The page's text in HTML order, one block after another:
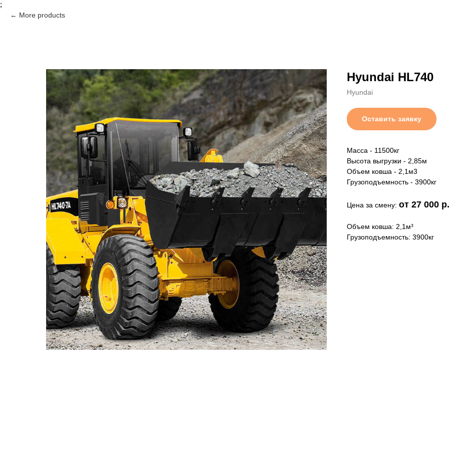
;
More products
Hyundai HL740
Hyundai
Оставить заявку
Масса - 11500кг
Высота выгрузки - 2,85м
Объем ковша - 2,1м3
Грузоподъемность - 3900кг
Цена за смену: от 27 000 р.
Объем ковша: 2,1м³
Грузоподъемность: 3900кг